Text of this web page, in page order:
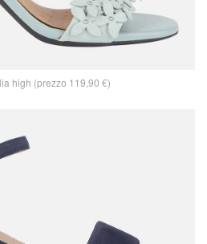
high (prezzo 119,90 €)